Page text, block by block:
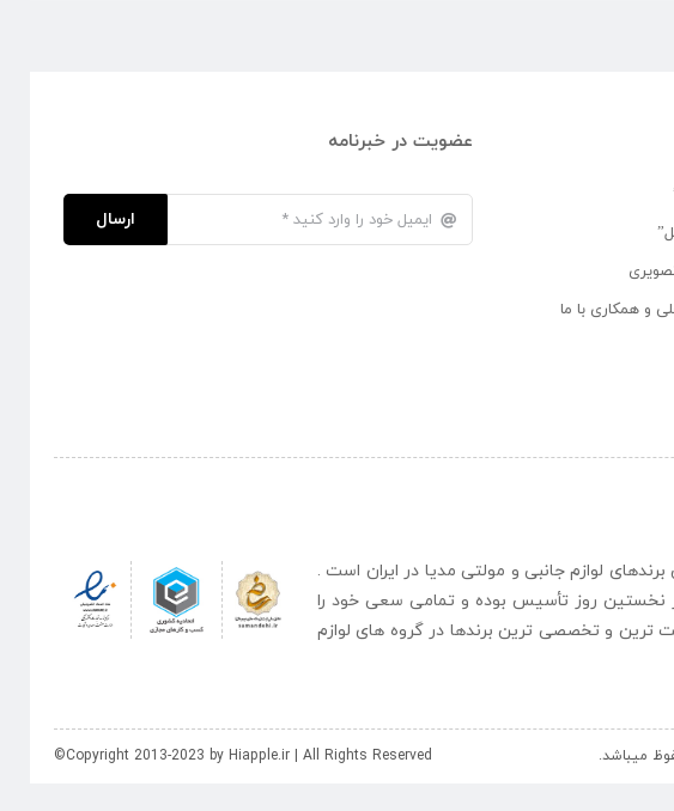
و همکاری با ما
عضویت در خبرنامه
ارسال
برندهای لوازم جانبی و مولتی مدیا در ایران است .
نخستین روز تأسیس بوده و تمامی سعی خود را
ترین و تخصصی ترین برندها در گروه های لوازم
میباشد. ©Copyright 2013-2023 by Hiapple.ir | All Rights Reserved